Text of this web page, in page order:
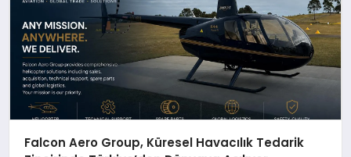
Falcon Aero Group, Küresel Havacılık Tedarik